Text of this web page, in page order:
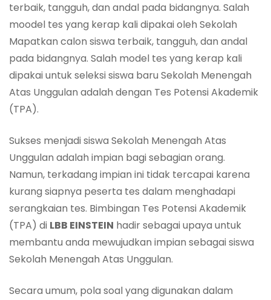
terbaik, tangguh, dan andal pada bidangnya. Salah
moodel tes yang kerap kali dipakai oleh Sekolah
Mapatkan calon siswa terbaik, tangguh, dan andal
pada bidangnya. Salah model tes yang kerap kali
dipakai untuk seleksi siswa baru Sekolah Menengah
Atas Unggulan adalah dengan Tes Potensi Akademik
(TPA).
Sukses menjadi siswa Sekolah Menengah Atas
Unggulan adalah impian bagi sebagian orang.
Namun, terkadang impian ini tidak tercapai karena
kurang siapnya peserta tes dalam menghadapi
serangkaian tes. Bimbingan Tes Potensi Akademik
(TPA) di LBB EINSTEIN hadir sebagai upaya untuk
membantu anda mewujudkan impian sebagai siswa
Sekolah Menengah Atas Unggulan.
Secara umum, pola soal yang digunakan dalam